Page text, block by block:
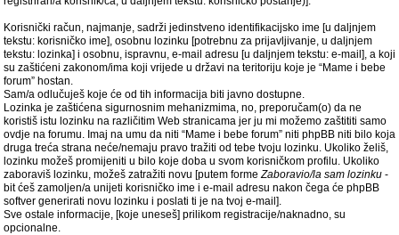
Korisnički račun, najmanje, sadrži jedinstveno identifikacijsko ime [u daljnjem
tekstu: korisničko ime], osobnu lozinku [potrebnu za prijavljivanje, u daljnjem
tekstu: lozinka] i osobnu, ispravnu, e-mail adresu [u daljnjem tekstu: e-mail], a koji
su zaštićeni zakonom/ima koji vrijede u državi na teritoriju koje je “Mame i bebe
forum” hostan.
Sam/a odlučuješ koje će od tih informacija biti javno dostupne.
Lozinka je zaštićena sigurnosnim mehanizmima, no, preporučam(o) da ne
koristiš istu lozinku na različitim Web stranicama jer ju mi možemo zaštititi samo
ovdje na forumu. Imaj na umu da niti “Mame i bebe forum” niti phpBB niti bilo koja
druga treća strana neće/nemaju pravo tražiti od tebe tvoju lozinku. Ukoliko želiš,
lozinku možeš promijeniti u bilo koje doba u svom korisničkom profilu. Ukoliko
zaboraviš lozinku, možeš zatražiti novu [putem formeZaboravio/la sam lozinku -
bit ćeš zamoljen/a unijeti korisničko ime i e-mail adresu nakon čega će phpBB
softver generirati novu lozinku i poslati ti je na tvoj e-mail].
Sve ostale informacije, [koje uneseš] prilikom registracije/naknadno, su
opcionalne.